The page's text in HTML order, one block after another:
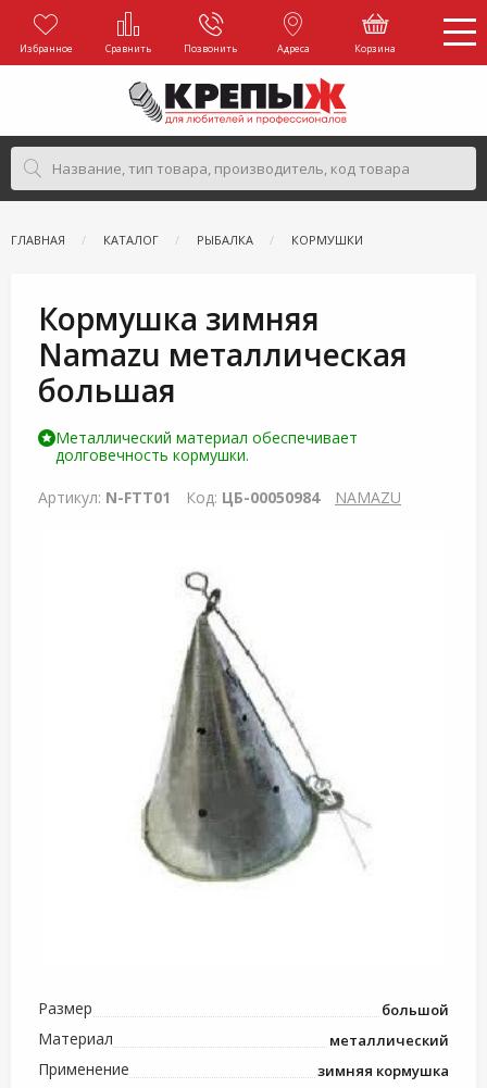
Избранное Сравнить Позвонить Адреса Корзина
ГЛАВНАЯ КАТАЛОГ РЫБАЛКА КОРМУШКИ
Кормушка зимняя
Namazu металлическая
большая
Металлический материал обеспечивает
долговечность кормушки.
Артикул: N-FTT01 Код: ЦБ-00050984 NAMAZU
Размер большой
Материал металлический
Применение зимняя кормушка